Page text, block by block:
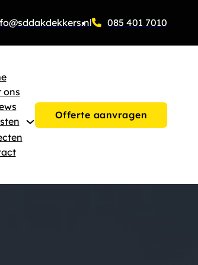
085 401 7010
ons
Offerte aanvragen